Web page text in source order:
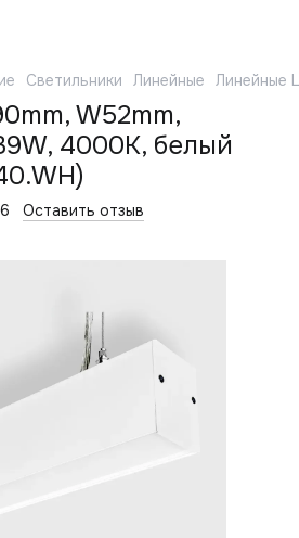
Светильники Линейные Линейные
W52mm,
4000К, белый
Оставить отзыв